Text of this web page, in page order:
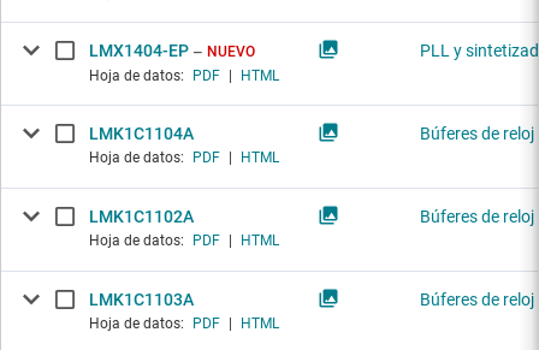
LMX1404-EP
NUEVO
Hoja de datos:
PDF HTML
PLL y
LMK1C1104A
Hoja de datos: PDF HTML
Búferes de reloj
LMK1C1102A
Hoja de datos: PDF HTML
Búferes de reloj
LMK1C1103A
Hoja de datos: PDF HTML
Búferes de reloj